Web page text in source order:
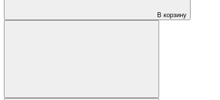
В корзину